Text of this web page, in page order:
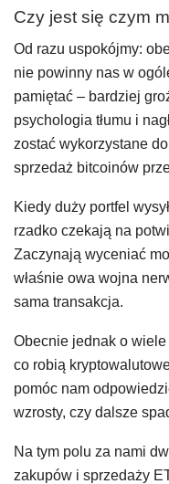
Czy jest się czym
Od razu uspokójmy:
nie powinny nas w
pamiętać – bardziej
psychologia tłumu i
zostać wykorzystane
sprzedaż bitcoinów
Kiedy duży portfel
rzadko czekają na
Zaczynają wyceniać
właśnie owa wojna
sama transakcja.
Obecnie jednak o
co robią
pomóc nam
wzrosty, czy dalsze
Na tym polu za nami
zakupów i sprzedaży